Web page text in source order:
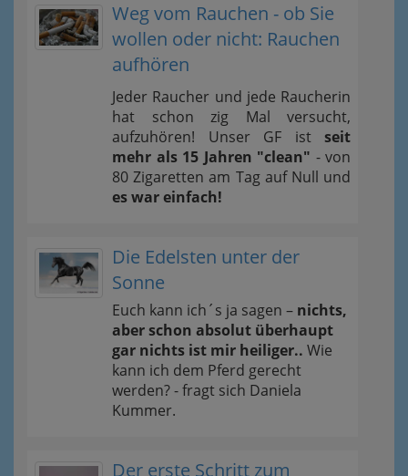
Weg vom Rauchen - ob Sie
wollen oder nicht: Rauchen
aufhören
Jeder Raucher und jede Raucherin
hat schon zig Mal versucht,
aufzuhören! Unser GF ist seit
mehr als 15 Jahren "clean" - von
80 Zigaretten am Tag auf Null und
es war einfach!
Die Edelsten unter der
Sonne
Euch kann ich´s ja sagen – nichts,
aber schon absolut überhaupt
gar nichts ist mir heiliger.. Wie
kann ich dem Pferd gerecht
werden? - fragt sich Daniela
Kummer.
Der erste Schritt zum